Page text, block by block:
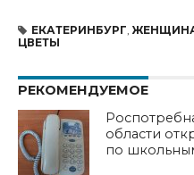
ЕКАТЕРИНБУРГ,
ЦВЕТЫ
РЕКОМЕНДУЕМОЕ
области
по